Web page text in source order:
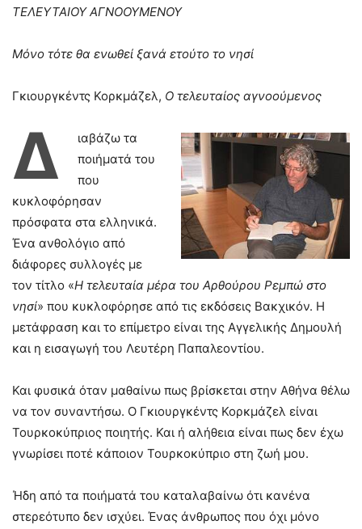
ΤΕΛΕΥΤΑΙΟΥ ΑΓΝΟΟΥΜΕΝΟΥ
Μόνο τότε θα ενωθεί ξανά ετούτο το νησί
Γκιουργκέντς Κορκμάζελ, Ο τελευταίος αγνοούμενος
Δ
ιαβάζω τα
ποιήματά του
που
κυκλοφόρησαν
πρόσφατα στα ελληνικά.
Ένα ανθολόγιο από
διάφορες συλλογές με
τον τίτλο «Η τελευταία μέρα του Αρθούρου Ρεμπώ στο
νησί» που κυκλοφόρησε από τις εκδόσεις Βακχικόν. Η
μετάφραση και το επίμετρο είναι της Αγγελικής Δημουλή
και η εισαγωγή του Λευτέρη Παπαλεοντίου.
Και φυσικά όταν μαθαίνω πως βρίσκεται στην Αθήνα θέλω
να τον συναντήσω. Ο Γκιουργκέντς Κορκμάζελ είναι
Τουρκοκύπριος ποιητής. Και ή αλήθεια είναι πως δεν έχω
γνωρίσει ποτέ κάποιον Τουρκοκύπριο στη ζωή μου.
Ήδη από τα ποιήματά του καταλαβαίνω ότι κανένα
στερεότυπο δεν ισχύει. Ένας άνθρωπος που όχι μόνο